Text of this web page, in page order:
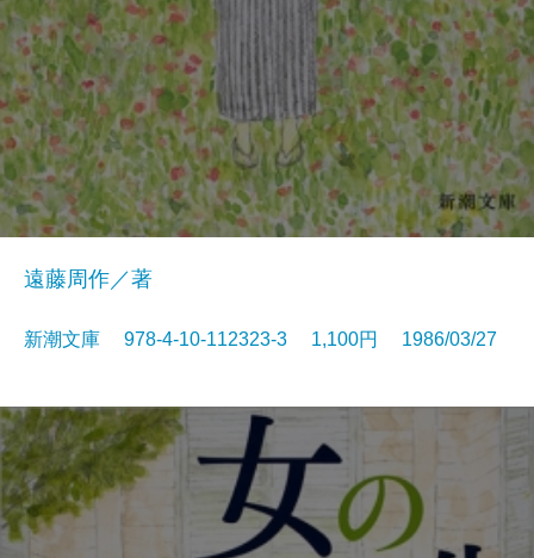
遠藤周作／著
新潮文庫 978-4-10-112323-3 1,100円 1986/03/27